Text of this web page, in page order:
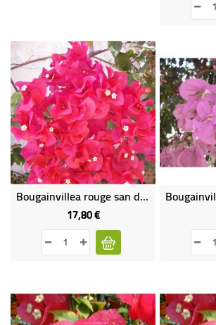
Bougainvillea rouge san diego
17,80 €Prix